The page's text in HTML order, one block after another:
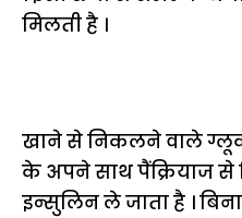
मिलती है ।
खाने से निकलने वाले
के अपने साथ पैंक्रियाज से
इन्सुलिन ले जाता है ।